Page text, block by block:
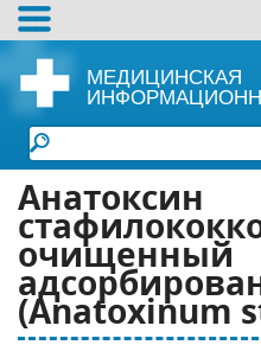
МЕДИЦИНСКАЯ
Анатоксин
очищенный
(Anatoxinum